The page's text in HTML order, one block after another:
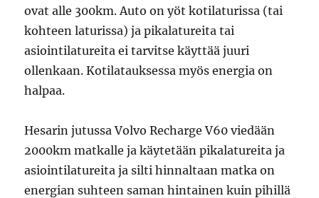
ovat alle 300km. Auto on yöt kotilaturissa (tai
kohteen laturissa) ja pikalatureita tai
asiointilatureita ei tarvitse käyttää juuri
ollenkaan. Kotilatauksessa myös energia on
halpaa.
Hesarin jutussa Volvo Recharge V60 viedään
2000km matkalle ja käytetään pikalatureita ja
asiointilatureita ja silti hinnaltaan matka on
energian suhteen saman hintainen kuin pihillä